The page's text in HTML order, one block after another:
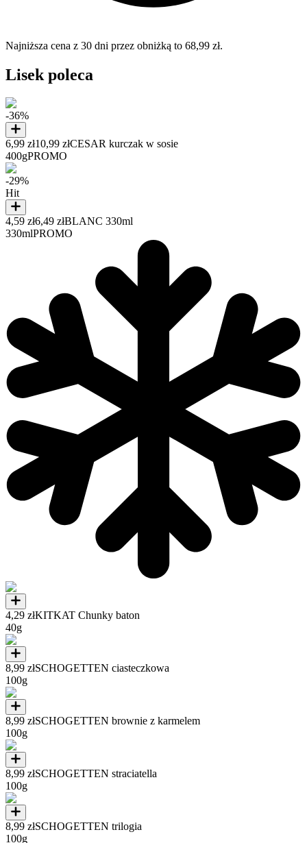
Najniższa cena z 30 dni przez obniżką to 68,99 zł.
Lisek poleca
-36%
6,99 zł10,99 złCESAR kurczak w sosie
400gPROMO
-29%
Hit
4,59 zł6,49 złBLANC 330ml
330mlPROMO
4,29 złKITKAT Chunky baton
40g
8,99 złSCHOGETTEN ciasteczkowa
100g
8,99 złSCHOGETTEN brownie z karmelem
100g
8,99 złSCHOGETTEN straciatella
100g
8,99 złSCHOGETTEN trilogia
100g